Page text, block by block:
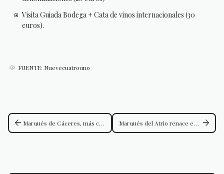
Visita Guiada Bodega + Cata de vinos internacionales (30
euros).
FUENTE: Nuevecuatrouno
arrow_back Marqués de Cáceres, más cerca de sus enoturistas con su nueva página web Marqués del Atrio renace en 2025: uva graciano como protagonista y cambio de imagen para dar la bienvenida a un Rioja insólito arrow_forward